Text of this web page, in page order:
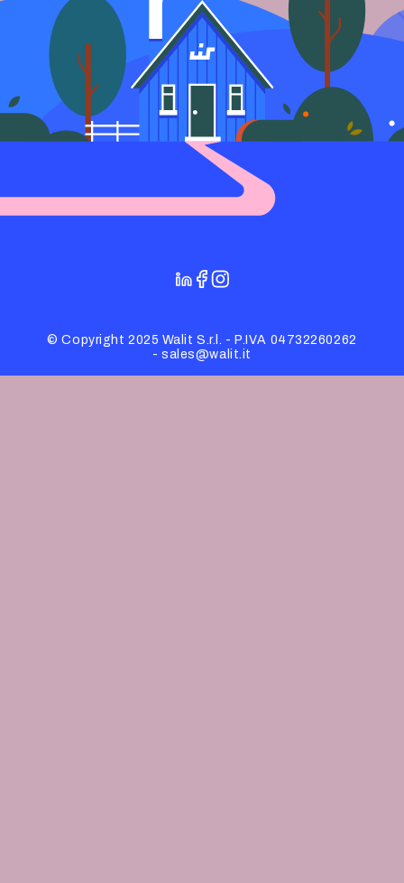
© Copyright 2025 Walit S.r.l. - P.IVA 04732260262
- sales@walit.it